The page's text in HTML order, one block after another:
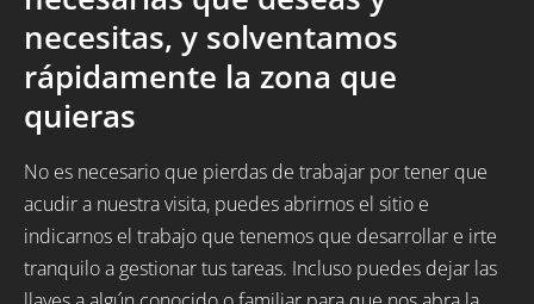
necesitas, y solventamos
rápidamente la zona que
quieras
No es necesario que pierdas de trabajar por tener que
acudir a nuestra visita, puedes abrirnos el sitio e
indicarnos el trabajo que tenemos que desarrollar e irte
tranquilo a gestionar tus tareas. Incluso puedes dejar las